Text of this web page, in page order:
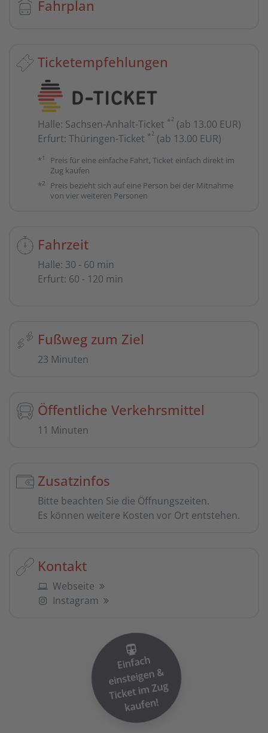
Fahrplan
Ticketempfehlungen
Halle: Sachsen-Anhalt-Ticket *2 (ab 13.00 EUR)
Erfurt: Thüringen-Ticket *2 (ab 13.00 EUR)
*1
Preis für eine einfache Fahrt, Ticket einfach direkt im
Zug kaufen
*2
Preis bezieht sich auf eine Person bei der Mitnahme
von vier weiteren Personen
Fahrzeit
Halle: 30 - 60 min
Erfurt: 60 - 120 min
Fußweg zum Ziel
23 Minuten
Öffentliche Verkehrsmittel
11 Minuten
Zusatzinfos
Bitte beachten Sie die Öffnungszeiten.
Es können weitere Kosten vor Ort entstehen.
Kontakt
Webseite
Instagram
Einfach
einsteigen
&
Ticket i
m Zug
kaufen!